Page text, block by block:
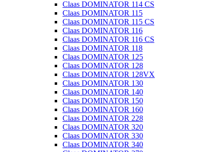
Claas DOMINATOR 114 CS
Claas DOMINATOR 115
Claas DOMINATOR 115 CS
Claas DOMINATOR 116
Claas DOMINATOR 116 CS
Claas DOMINATOR 118
Claas DOMINATOR 125
Claas DOMINATOR 128
Claas DOMINATOR 128VX
Claas DOMINATOR 130
Claas DOMINATOR 140
Claas DOMINATOR 150
Claas DOMINATOR 160
Claas DOMINATOR 228
Claas DOMINATOR 320
Claas DOMINATOR 330
Claas DOMINATOR 340